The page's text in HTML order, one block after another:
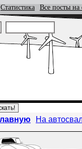
Статистика Все посты на
На